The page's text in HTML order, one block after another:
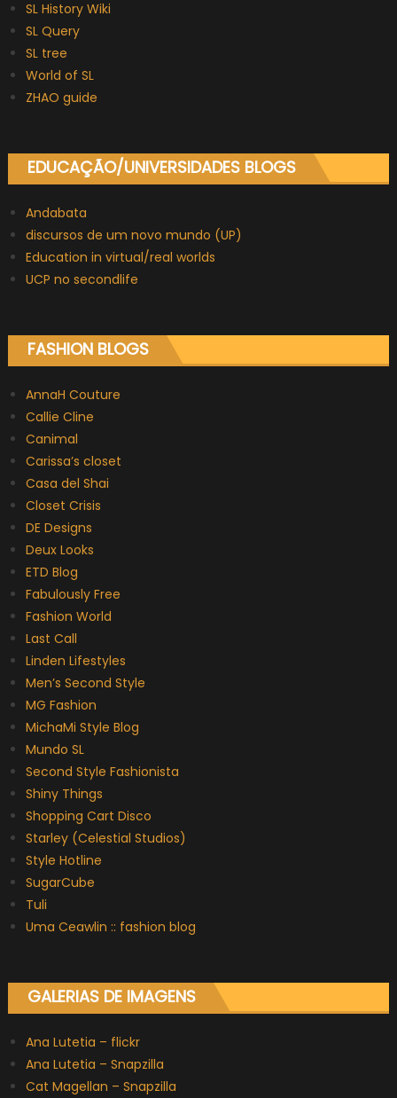
SL History Wiki
SL Query
SL tree
World of SL
ZHAO guide
EDUCAÇÃO/UNIVERSIDADES BLOGS
Andabata
discursos de um novo mundo (UP)
Education in virtual/real worlds
UCP no secondlife
FASHION BLOGS
AnnaH Couture
Callie Cline
Canimal
Carissa’s closet
Casa del Shai
Closet Crisis
DE Designs
Deux Looks
ETD Blog
Fabulously Free
Fashion World
Last Call
Linden Lifestyles
Men’s Second Style
MG Fashion
MichaMi Style Blog
Mundo SL
Second Style Fashionista
Shiny Things
Shopping Cart Disco
Starley (Celestial Studios)
Style Hotline
SugarCube
Tuli
Uma Ceawlin :: fashion blog
GALERIAS DE IMAGENS
Ana Lutetia – flickr
Ana Lutetia – Snapzilla
Cat Magellan – Snapzilla